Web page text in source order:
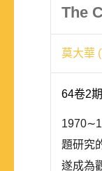
The
莫大華
64卷2
題研究
遂成為